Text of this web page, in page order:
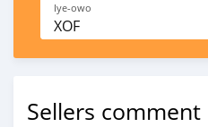
Iye-owo
XOF
Sellers comment